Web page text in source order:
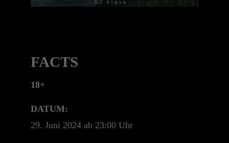
Have any questions?
Drop us a line
FACTS
18+
DATUM:
29. Juni 2024 ab 23:00 Uhr